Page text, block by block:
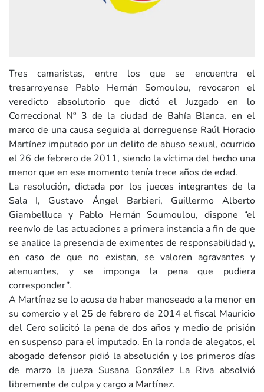
Tres camaristas, entre los que se encuentra el
tresarroyense Pablo Hernán Somoulou, revocaron el
veredicto absolutorio que dictó el Juzgado en lo
Correccional Nº 3 de la ciudad de Bahía Blanca, en el
marco de una causa seguida al dorreguense Raúl Horacio
Martínez imputado por un delito de abuso sexual, ocurrido
el 26 de febrero de 2011, siendo la víctima del hecho una
menor que en ese momento tenía trece años de edad.
La resolución, dictada por los jueces integrantes de la
Sala I, Gustavo Ángel Barbieri, Guillermo Alberto
Giambelluca y Pablo Hernán Soumoulou, dispone “el
reenvío de las actuaciones a primera instancia a fin de que
se analice la presencia de eximentes de responsabilidad y,
en caso de que no existan, se valoren agravantes y
atenuantes, y se imponga la pena que pudiera
corresponder”.
A Martínez se lo acusa de haber manoseado a la menor en
su comercio y el 25 de febrero de 2014 el fiscal Mauricio
del Cero solicitó la pena de dos años y medio de prisión
en suspenso para el imputado. En la ronda de alegatos, el
abogado defensor pidió la absolución y los primeros días
de marzo la jueza Susana González La Riva absolvió
libremente de culpa y cargo a Martínez.